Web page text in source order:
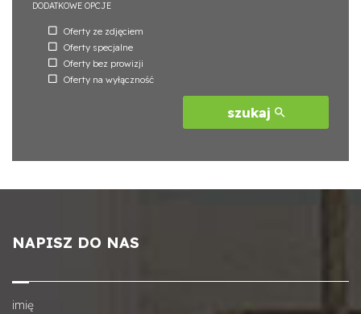
DODATKOWE OPCJE
Oferty ze zdjęciem
Oferty specjalne
Oferty bez prowizji
Oferty na wyłączność
szukaj
NAPISZ DO NAS
imię